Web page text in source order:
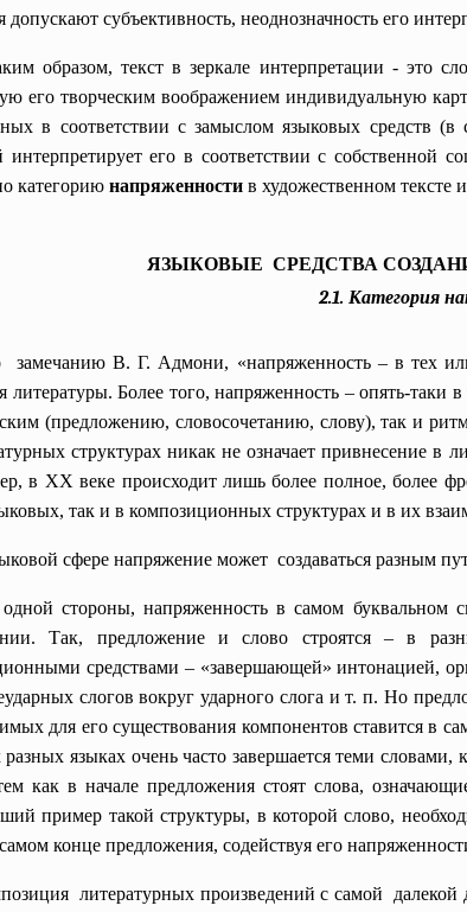
допускают субъективность, неоднозначность его
образом, текст в зеркале интерпретации - это
его творческим воображением индивидуальную
в соответствии с замыслом языковых средств
интерпретирует его в соответствии с собственной
категорию напряженности в художественном тексте
ЯЗЫКОВЫЕ СРЕДСТВА
2.1. Категория
В. Г. Адмони, «напряженность – в тех
литературы. Более того, напряженность – опять-
(предложению, словосочетанию, слову), так и
структурах никак не означает привнесение в
в XX веке происходит лишь более полное, более
так и в композиционных структурах и в их
сфере напряжение может создаваться разным
стороны, напряженность в самом буквальном
Так, предложение и слово строятся – в
средствами – «завершающей» интонацией,
слогов вокруг ударного слога и т. п. Но
для его существования компонентов ставится в
языках очень часто завершается теми
как в начале предложения стоят слова,
пример такой структуры, в которой слово,
конце предложения, содействуя его
литературных произведений с самой далекой